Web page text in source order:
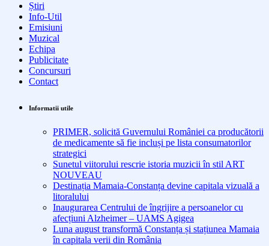
Știri
Info-Util
Emisiuni
Muzical
Echipa
Publicitate
Concursuri
Contact
Informatii utile
PRIMER, solicită Guvernului României ca producătorii
de medicamente să fie incluși pe lista consumatorilor
strategici
Sunetul viitorului rescrie istoria muzicii în stil ART
NOUVEAU
Destinația Mamaia-Constanța devine capitala vizuală a
litoralului
Inaugurarea Centrului de îngrijire a persoanelor cu
afecțiuni Alzheimer – UAMS Agigea
Luna august transformă Constanța și stațiunea Mamaia
în capitala verii din România